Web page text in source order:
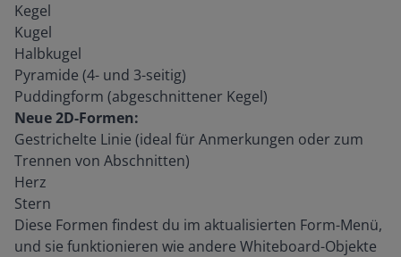
Kegel
Kugel
Halbkugel
Pyramide (4- und 3-seitig)
Puddingform (abgeschnittener Kegel)
Neue 2D-Formen:
Gestrichelte Linie (ideal für Anmerkungen oder zum
Trennen von Abschnitten)
Herz
Stern
Diese Formen findest du im aktualisierten Form-Menü,
und sie funktionieren wie andere Whiteboard-Objekte